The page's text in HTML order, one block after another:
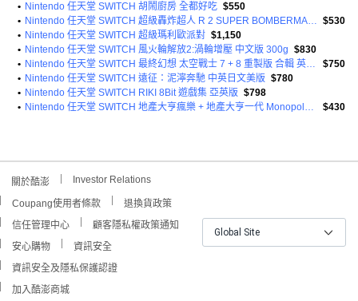
• Nintendo 任天堂 SWITCH 胡鬧廚房 全都好吃 $550
•
Nintendo 任天堂 SWITCH 超級轟炸超人 R 2 SUPER BOMBERMAN R 2 中英日文歐版 $530
• Nintendo 任天堂 SWITCH 超級瑪利歐派對 $1,150
• Nintendo 任天堂 SWITCH 風火輪解放2:渦輪增壓 中文版 300g $830
•
Nintendo 任天堂 SWITCH 最終幻想 太空戰士 7 + 8 重製版 合輯 英日文歐版 Final Fantasy 7 and Final Fantasy 8 Remastered - Twin Pack
$750
• Nintendo 任天堂 SWITCH 遠征：泥濘奔馳 中英日文美版 $780
• Nintendo 任天堂 SWITCH RIKI 8Bit 遊戲集 亞英版 $798
•
Nintendo 任天堂 SWITCH 地產大亨瘋樂 + 地產大亨一代 Monopoly Madness + Monopoly 中文版 + 英文美版 $430
關於酷澎 Investor Relations
Coupang使用者條款
退換貨政策
信任管理中心
顧客隱私權政策通知
安心購物
資訊安全
資訊安全及隱私保護認證
加入酷澎商城
Global Site